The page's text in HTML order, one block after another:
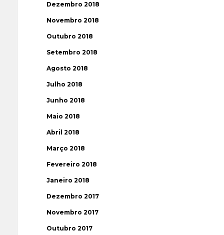
Dezembro 2018
Novembro 2018
Outubro 2018
Setembro 2018
Agosto 2018
Julho 2018
Junho 2018
Maio 2018
Abril 2018
Março 2018
Fevereiro 2018
Janeiro 2018
Dezembro 2017
Novembro 2017
Outubro 2017